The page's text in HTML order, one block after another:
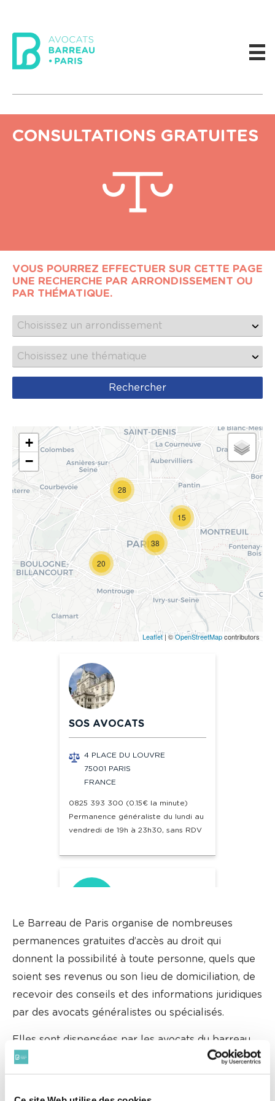
CONSULTATIONS GRATUITES
VOUS POURREZ EFFECTUER SUR CETTE PAGE
UNE RECHERCHE PAR ARRONDISSEMENT OU
PAR THÉMATIQUE.
28
20
15
38
+
−
Leaflet| ©OpenStreetMapcontributors
TRIBUNAL JUDICIAIRE
CLICHY,
75017
sans RDV
Les places étant limitées nous vous
SOS AVOCATS
4 PLACE DU LOUVRE
75001 PARIS
FRANCE
0825 393 300 (0.15€ la minute)
Permanence généraliste du lundi au
vendredi de 19h à 23h30, sans RDV
Le Barreau de Paris organise de nombreuses
permanences gratuites d’accès au droit qui
donnent la possibilité à toute personne, quels que
soient ses revenus ou son lieu de domiciliation, de
recevoir des conseils et des informations juridiques
par des avocats généralistes ou spécialisés.
Elles sont dispensées par les avocats du barreau
de Paris et sont gratuites, anonymes,
confidentielles et accessibles à toutes et tous. Elles